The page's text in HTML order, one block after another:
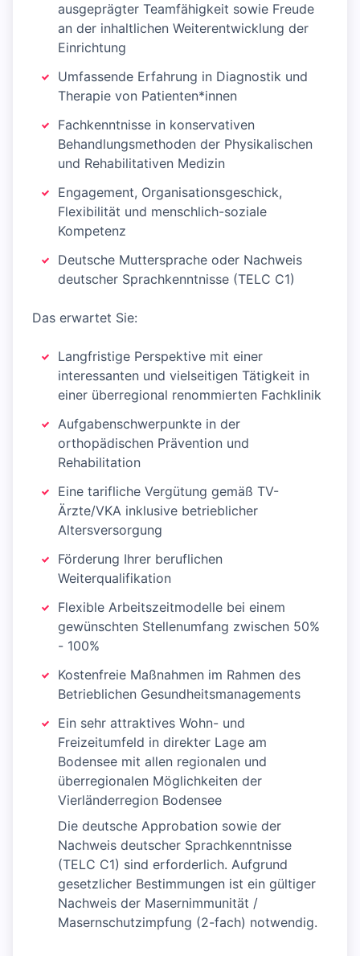
ausgeprägter Teamfähigkeit sowie Freude
an der inhaltlichen Weiterentwicklung der
Einrichtung
Umfassende Erfahrung in Diagnostik und
Therapie von Patienten*innen
Fachkenntnisse in konservativen
Behandlungsmethoden der Physikalischen
und Rehabilitativen Medizin
Engagement, Organisationsgeschick,
Flexibilität und menschlich-soziale
Kompetenz
Deutsche Muttersprache oder Nachweis
deutscher Sprachkenntnisse (TELC C1)
Das erwartet Sie:
Langfristige Perspektive mit einer
interessanten und vielseitigen Tätigkeit in
einer überregional renommierten Fachklinik
Aufgabenschwerpunkte in der
orthopädischen Prävention und
Rehabilitation
Eine tarifliche Vergütung gemäß TV-
Ärzte/VKA inklusive betrieblicher
Altersversorgung
Förderung Ihrer beruflichen
Weiterqualifikation
Flexible Arbeitszeitmodelle bei einem
gewünschten Stellenumfang zwischen 50%
- 100%
Kostenfreie Maßnahmen im Rahmen des
Betrieblichen Gesundheitsmanagements
Ein sehr attraktives Wohn- und
Freizeitumfeld in direkter Lage am
Bodensee mit allen regionalen und
überregionalen Möglichkeiten der
Vierländerregion Bodensee
Die deutsche Approbation sowie der
Nachweis deutscher Sprachkenntnisse
(TELC C1) sind erforderlich. Aufgrund
gesetzlicher Bestimmungen ist ein gültiger
Nachweis der Masernimmunität /
Masernschutzimpfung (2-fach) notwendig.